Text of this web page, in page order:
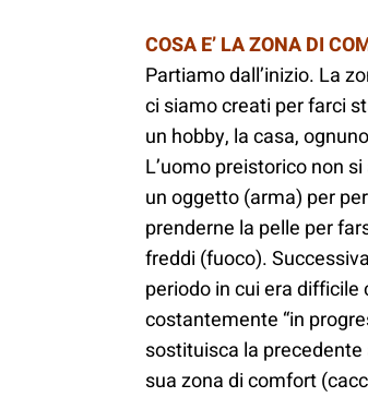
COSA E’ LA ZONA DI
Partiamo dall’inizio. La
ci siamo creati per farci
un hobby, la casa,
L’uomo preistorico non
un oggetto (arma) per
prenderne la pelle per
freddi (fuoco).
periodo in cui era difficile
costantemente “in
sostituisca la
sua zona di comfort